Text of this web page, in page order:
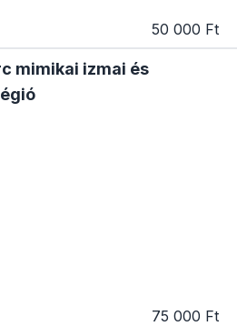
50 000 Ft
mimikai izmai és
75 000 Ft